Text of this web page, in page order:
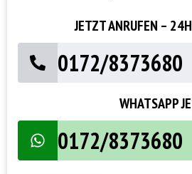
JETZT ANRUFEN –
0172/8373680
WHATSAPP
0172/8373680